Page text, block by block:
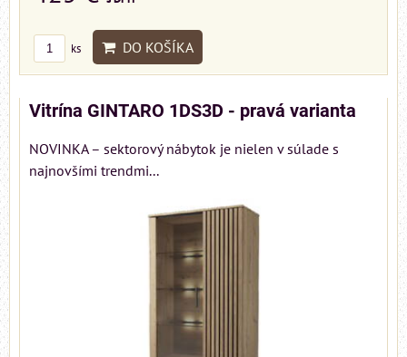
ks DO KOŠÍKA
Vitrína GINTARO 1DS3D - pravá varianta
NOVINKA – sektorový nábytok je nielen v súlade s
najnovšími trendmi...